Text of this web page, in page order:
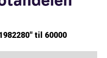
til 60000